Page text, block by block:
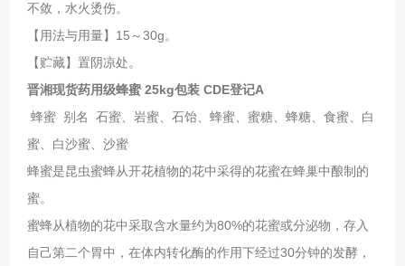
不敛，水火烫伤。
【用法与用量】15～30g。
【贮藏】置阴凉处。
晋湘现货药用级蜂蜜 25kg包装 CDE登记A
蜂蜜 别名 石蜜、岩蜜、石饴、蜂蜜、蜜糖、蜂糖、食蜜、白
蜜、白沙蜜、沙蜜
蜂蜜是昆虫蜜蜂从开花植物的花中采得的花蜜在蜂巢中酿制的
蜜。
蜜蜂从植物的花中采取含水量约为80%的花蜜或分泌物，存入
自己第二个胃中，在体内转化酶的作用下经过30分钟的发酵，